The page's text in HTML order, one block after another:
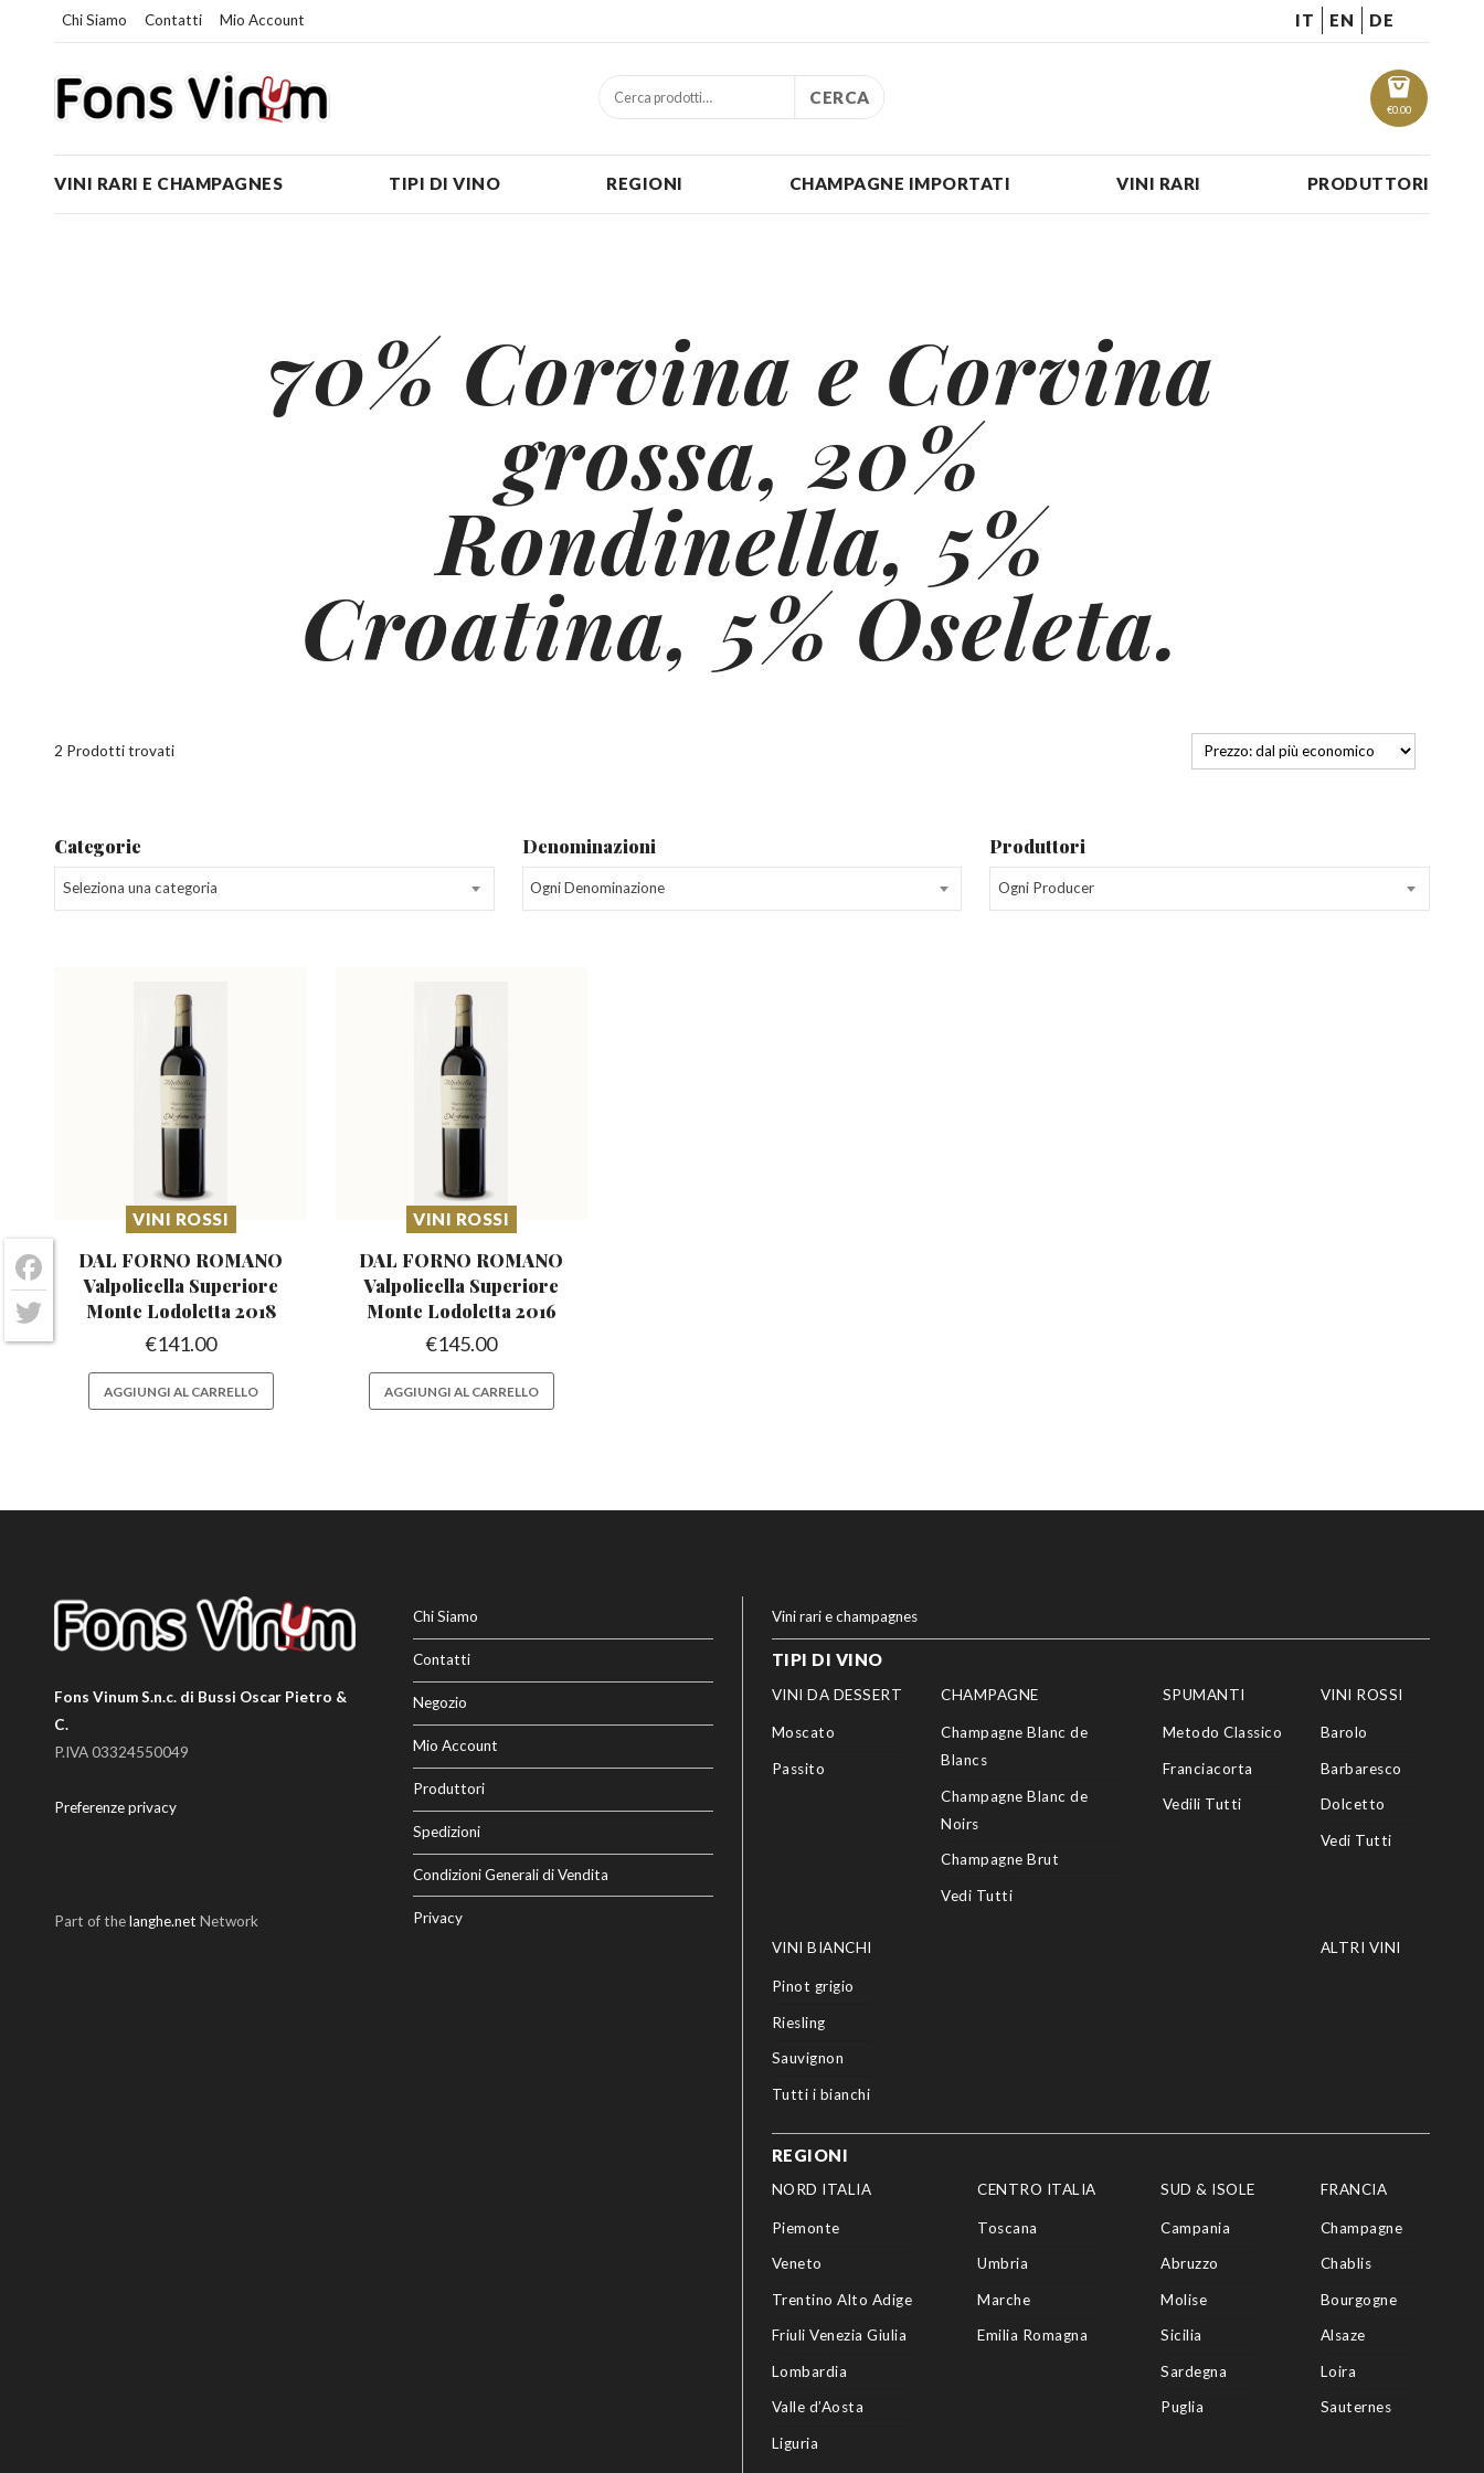
Chi Siamo Contatti Mio Account IT EN DE
€0.00
CERCA
VINI RARI E CHAMPAGNES TIPI DI VINO REGIONI CHAMPAGNE IMPORTATI VINI RARI PRODUTTORI
70% Corvina e Corvina
grossa, 20%
Rondinella, 5%
Croatina, 5% Oseleta.
2 Prodotti trovati
Categorie
Seleziona una categoria
Denominazioni
Ogni Denominazione
Produttori
Ogni Producer
VINI ROSSI
DAL FORNO ROMANO
Valpolicella Superiore
Monte Lodoletta 2018
€141.00
AGGIUNGI AL CARRELLO
VINI ROSSI
DAL FORNO ROMANO
Valpolicella Superiore
Monte Lodoletta 2016
€145.00
AGGIUNGI AL CARRELLO
Fons Vinum S.n.c. di Bussi Oscar Pietro &
C.
P.IVA 03324550049
Preferenze privacy
Part of thelanghe.net Network
Chi Siamo
Contatti
Negozio
Mio Account
Produttori
Spedizioni
Condizioni Generali di Vendita
Privacy
Vini rari e champagnes
TIPI DI VINO
VINI DA DESSERT
Moscato
Passito
CHAMPAGNE
Champagne Blanc de
Blancs
Champagne Blanc de
Noirs
Champagne Brut
Vedi Tutti
SPUMANTI
Metodo Classico
Franciacorta
Vedili Tutti
VINI ROSSI
Barolo
Barbaresco
Dolcetto
Vedi Tutti
VINI BIANCHI
Pinot grigio
Riesling
Sauvignon
Tutti i bianchi
ALTRI VINI
REGIONI
NORD ITALIA
Piemonte
Veneto
Trentino Alto Adige
Friuli Venezia Giulia
Lombardia
Valle d’Aosta
Liguria
CENTRO ITALIA
Toscana
Umbria
Marche
Emilia Romagna
SUD & ISOLE
Campania
Abruzzo
Molise
Sicilia
Sardegna
Puglia
FRANCIA
Champagne
Chablis
Bourgogne
Alsaze
Loira
Sauternes
Facebook
Twitter